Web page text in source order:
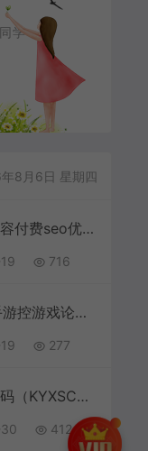
学
8月6日 星期四
Whatsns内容付费seo优化带采集和熊掌号运营问答系统
716
Discuz仿手游控游戏论坛商业版网站模板源码下载
277
狂雨小说源码（KYXSCMS）内容管理系统
412